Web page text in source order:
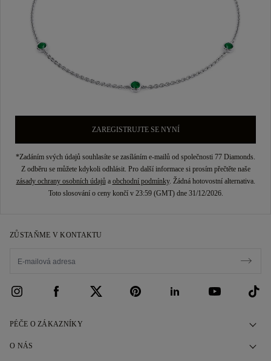
ZAREGISTRUJTE SE NYNÍ
*Zadáním svých údajů souhlasíte se zasíláním e-mailů od společnosti 77 Diamonds.
Z odběru se můžete kdykoli odhlásit. Pro další informace si prosím přečtěte naše
zásady ochrany osobních údajůa obchodní podmínky. Žádná hotovostní alternativa.
Toto slosování o ceny končí v 23:59 (GMT) dne 31/12/2026.
ZŮSTAŇME V KONTAKTU
PÉČE O ZÁKAZNÍKY
Kontaktujte nás
O NÁS